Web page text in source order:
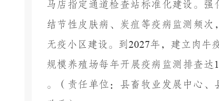
马店指定通道检查站标准化建设。强
结节性皮肤病、炭疽等疫病监测频
无疫小区建设。到2027年，建立肉牛
规模养殖场每年开展疫病监测排查达
。
（责任单位： 县畜牧业发展中心、